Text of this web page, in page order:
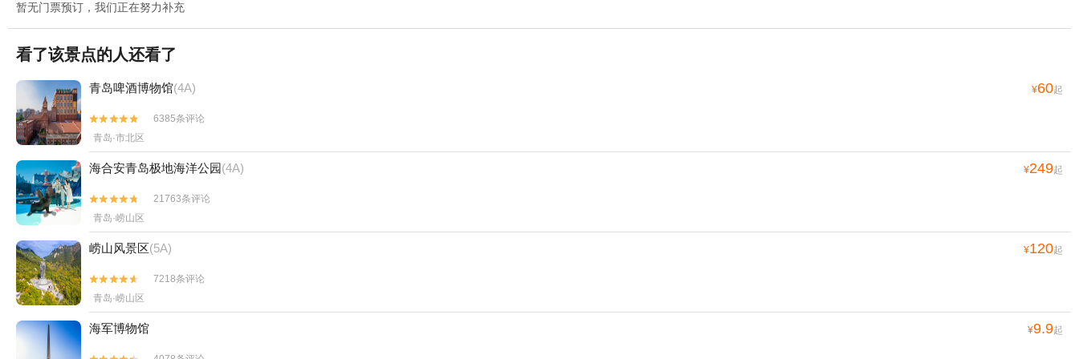
暂无门票预订，我们正在努力补充
看了该景点的人还看了
青岛啤酒博物馆(4A) ¥60起


6385条评论
青岛·市北区
海合安青岛极地海洋公园(4A) ¥249起


21763条评论
青岛·崂山区
崂山风景区(5A) ¥120起


7218条评论
青岛·崂山区
海军博物馆 ¥9.9起